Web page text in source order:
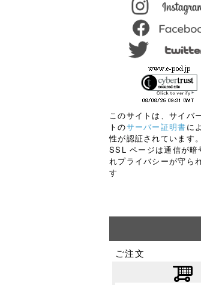
このサイトは、サイバ
トのサーバー証明書に
性が認証されています
SSL ページは通信が暗
れプライバシーが守ら
す
ご注文